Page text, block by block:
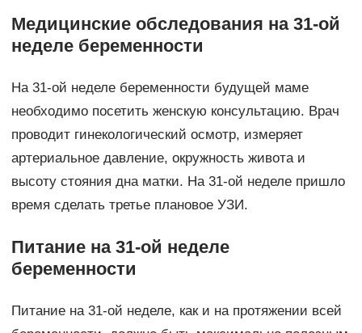
Медицинские обследования на 31-ой
неделе беременности
На 31-ой неделе беременности будущей маме
необходимо посетить женскую консультацию. Врач
проводит гинекологический осмотр, измеряет
артериальное давление, окружность живота и
высоту стояния дна матки. На 31-ой неделе пришло
время сделать третье плановое УЗИ.
Питание на 31-ой неделе
беременности
Питание на 31-ой неделе, как и на протяжении всей